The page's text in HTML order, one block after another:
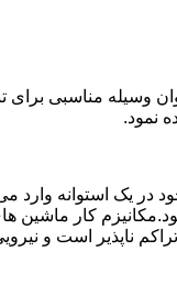
مناسبی برای
نمود.
یک استوانه وارد
کار ماشین
ناپذیر است و